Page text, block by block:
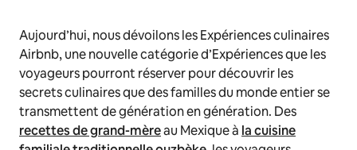
Aujourd’hui, nous dévoilons lesExpériences culinaires
Airbnb, une nouvelle catégorie d’Expériences que les
voyageurs pourront réserver pour découvrir les
secrets culinaires que des familles du monde entier se
transmettent de génération en génération. Des
recettes de grand-mèreau Mexique à la cuisine